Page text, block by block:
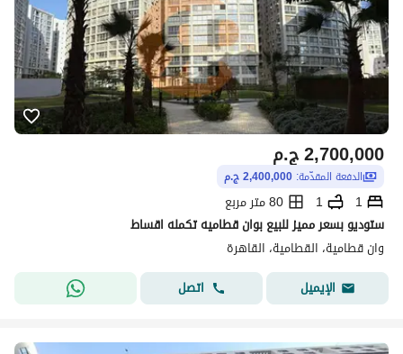
ج.م2,700,000
الدفعة المقدّمة: 2,400,000 ج.م
1
1
80 متر مربع
ستوديو بسعر مميز للبيع بوان قطاميه تكمله اقساط
وان قطامية، القطامية، القاهرة
الإيميل
اتصل